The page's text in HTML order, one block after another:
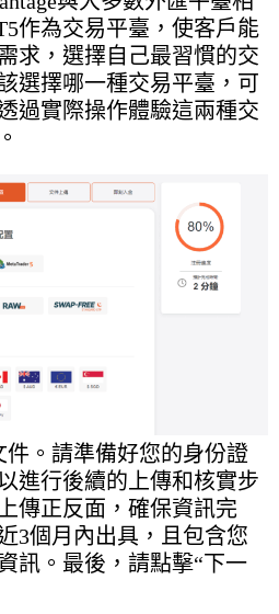
作為交易平臺，使客戶能
求，選擇自己最習慣的交
選擇哪一種交易平臺，可
過實際操作體驗這兩種交
。請準備好您的身份證
進行後續的上傳和核實步
傳正反面，確保資訊完
3個月內出具，且包含您
訊。最後，請點擊“下一